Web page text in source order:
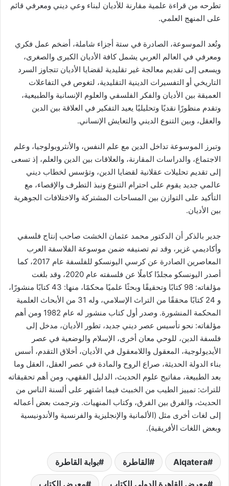
تطرحه من قراءة علمية مقارنة للأديان لبناء وعي ديني ومعرفي قائم
على المنهج العلمي.
وتُعد الموسوعة، الصادرة في ستة أجزاء شاملة، أضخم عمل فكري
ومعرفي في العالم العربي يشمل كافة الأديان الكبرى والصغرى،
ويسعى إلى تقديم معالجة غير تقليدية لقضايا الأديان تتجاوز السرد
التاريخي أو التفسيرات الدينية التقليدية، لتغوص في التفاعلات
العميقة بين الأديان والفكر الفلسفي والعلوم الإنسانية والطبيعية،
وتقدم منظورًا نقديًا وتحليليًا يعيد التفكير في العلاقة بين الدين
والعقل، وبين التنوع الديني والتعايش الإنساني.
وتبرز الموسوعة تداخل الدين مع علم النفس، والأنثروبولوجيا، وعلم
الاجتماع، والدراسات المقارنة، والعلاقات بين الدين والعلم، إذ تسعى
إلى تقديم تحليلات عقلانية لقضايا الدين، وتؤسس لخطاب ديني
عالمي جديد يقوم على احترام التنوع ونبذ التطرف والإقصاء، مع
التأكيد على التوازن بين المساحات المشتركة والاختلافات الجوهرية
بين الأديان.
جدير بالذكر أن الدكتور محمد عثمان الخشت صاحب إنتاج فلسفي
وأكاديمي غزير، وقد تم تصنيفه ضمن موسوعة الفلاسفة العرب
المعاصرين الصادرة عن كرسي اليونسكو للفلسفة عام 2017، كما
أصدر اليونسكو مجلدًا كاملًا عن فلسفته عام 2020، وقد بلغت
مؤلفاته: 98 كتابًا وتحقيقًا وبحثًا علميًا محكمًا، منها: 43 كتابًا منشورًا،
و 24 كتابًا محققًا من التراث الإسلامي، وله 31 من الأبحاث العلمية
المحكمة المنشورة. وصدر أول كتاب منشور له عام 1982 ومن أهم
مؤلفاته: نحو تأسيس عصر ديني جديد، تطور الأديان، مدخل إلى
فلسفة الدين، للوحي معان أخرى، الإسلام والوضعية في عصر
الأيديولوجية، المعقول واللامعقول في الأديان، أخلاق التقدم، أسس
بناء الدولة الحديثة، صراع الروح والمادة في عصر العقل، العقل وما
بعد الطبيعة، مفاتيح علوم الحديث، الدليل الفقهي، ومن أهم تحقيقاته
للتراث: تمييز الطيب من الخبيث فيما اشتهر على ألسنة الناس من
الحديث، والفرق بين الفرق، وكتاب المنهيات. وترجمت بعض أعماله
إلى لغات أخرى مثل (الألمانية والإنجليزية والفرنسية والأندونيسية
وبعض اللغات الأفريقية).
Alqatera القاطرة بوابة القاطرة